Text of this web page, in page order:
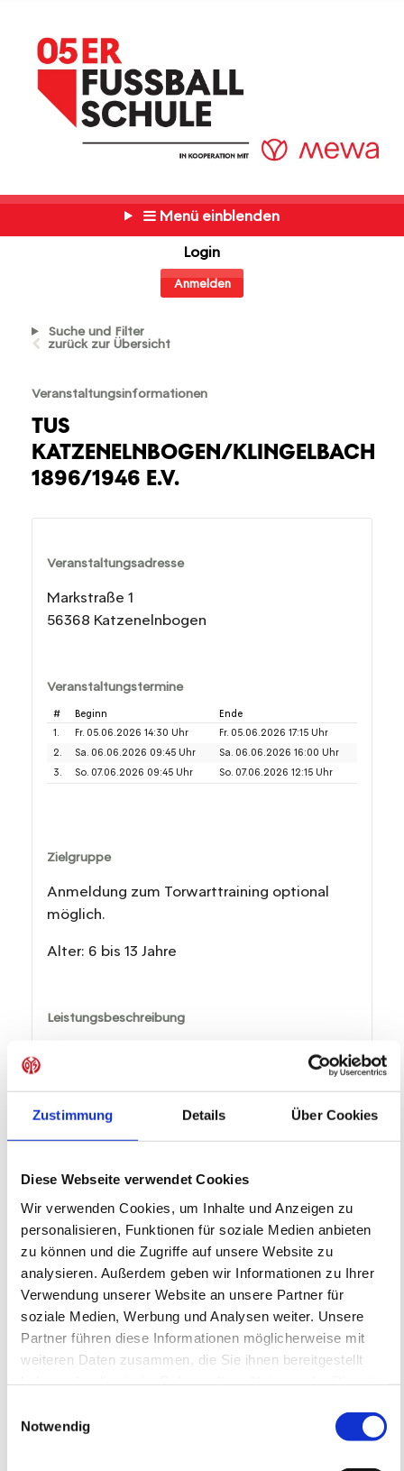
Zustimmung Details Über Cookies
Diese Webseite verwendet Cookies
Wir verwenden Cookies, um Inhalte und Anzeigen zu
personalisieren, Funktionen für soziale Medien anbieten
zu können und die Zugriffe auf unsere Website zu
analysieren. Außerdem geben wir Informationen zu Ihrer
Verwendung unserer Website an unsere Partner für
soziale Medien, Werbung und Analysen weiter. Unsere
Partner führen diese Informationen möglicherweise mit
weiteren Daten zusammen, die Sie ihnen bereitgestellt
Notwendig
Menü einblenden
Login
Anmelden
Suche und Filter
zurück zur Übersicht
Veranstaltungsinformationen
TUS
KATZENELNBOGEN/KLINGELBACH
1896/1946 E.V.
Veranstaltungsadresse
Markstraße 1
56368 Katzenelnbogen
Veranstaltungstermine
# Beginn
Ende
1.
Fr. 05.06.2026 14:30 Uhr
Fr. 05.06.2026 17:15 Uhr
2.
Sa. 06.06.2026 09:45 Uhr
Sa. 06.06.2026 16:00 Uhr
3.
So. 07.06.2026 09:45 Uhr So. 07.06.2026 12:15 Uhr
Zielgruppe
Anmeldung zum Torwarttraining optional
möglich.
Alter: 6 bis 13 Jahre
Leistungsbeschreibung
• Ausrüstung von JAKO (Trikot, Hose, Stutzen)
aus nachhaltigen Materialien
• Trinkflasche
• Verpflegung (Mittagessen, Wasser)
• Gutschein für ein Bundesliga-Heimspiel des
1. FSV Mainz 05 e.V.
Ansprechpartner
05er-fussballschule@mainz05.de